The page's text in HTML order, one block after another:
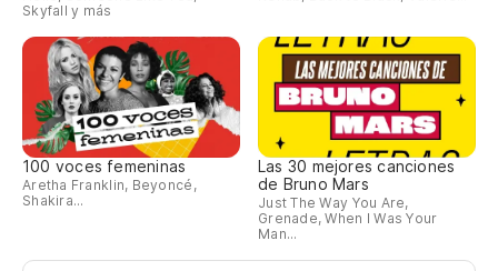
Skyfall y más
100 voces femeninas
Aretha Franklin, Beyoncé,
Shakira...
Las 30 mejores canciones
de Bruno Mars
Just The Way You Are,
Grenade, When I Was Your
Man...